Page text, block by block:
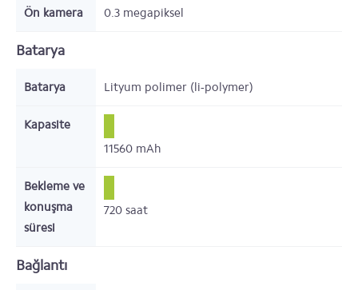
Ön kamera 0.3 megapiksel
Batarya
Batarya Lityum polimer (li-polymer)
Kapasite
11560 mAh
Bekleme ve
konuşma
süresi
720 saat
Bağlantı